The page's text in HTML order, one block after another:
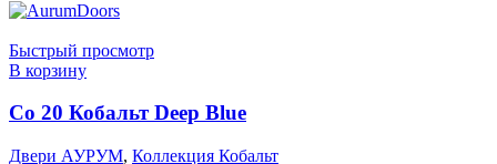
Быстрый просмотр
В корзину
Co 20 Кобальт Deep Blue
Двери АУРУМ, Коллекция Кобальт